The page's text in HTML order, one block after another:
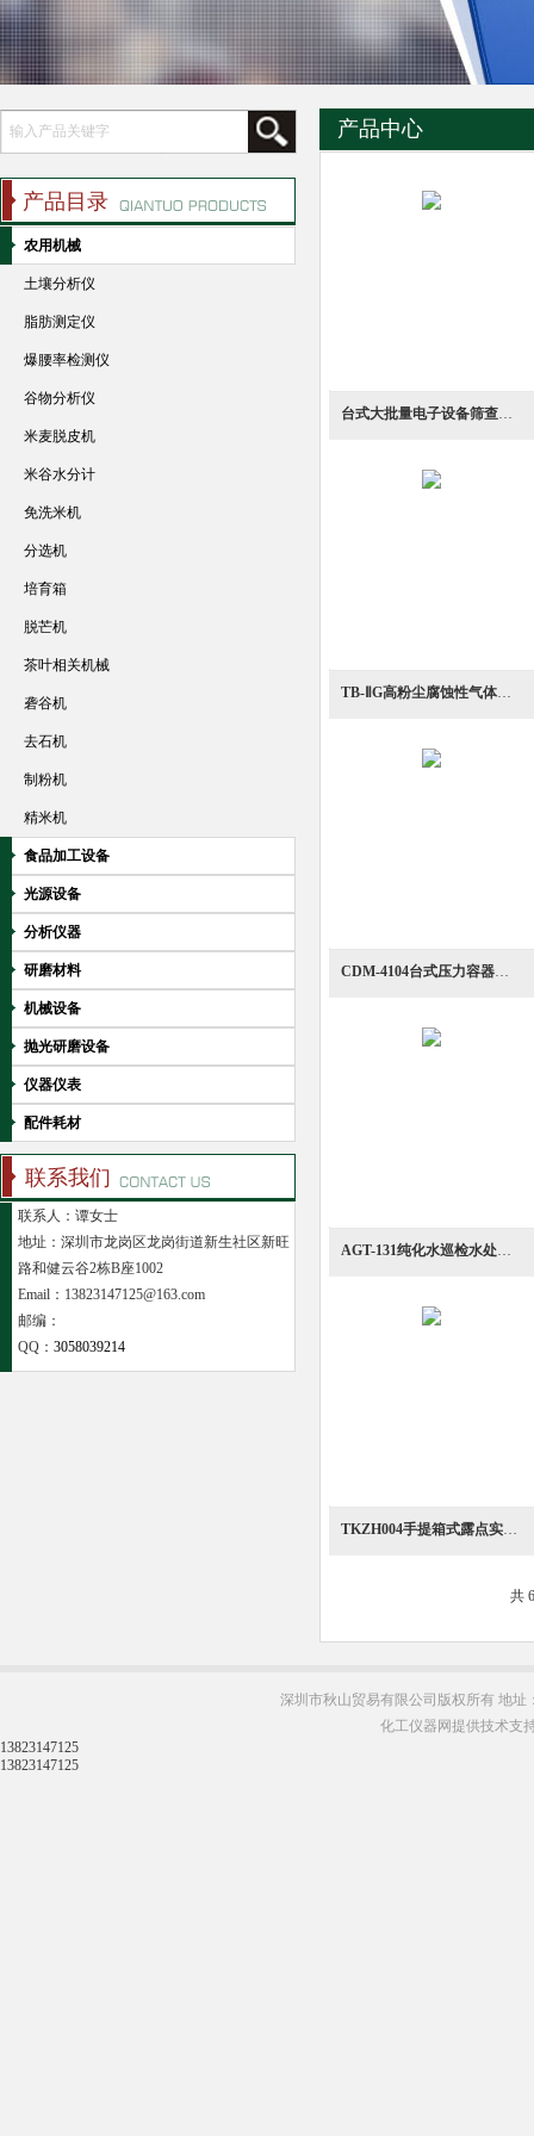
产品中心
台式大批量电子设备筛查快速检查仪噪声计
TB-ⅡG高粉尘腐蚀性气体在线测氧抽吸装置
CDM-4104台式压力容器快速测定裂缝深度测量计
AGT-131纯化水巡检水处理除菌银离子测定器
TKZH004手提箱式露点实验室露点测量单元
共
产品目录
农用机械
土壤分析仪
脂肪测定仪
爆腰率检测仪
谷物分析仪
米麦脱皮机
米谷水分计
免洗米机
分选机
培育箱
脱芒机
茶叶相关机械
砻谷机
去石机
制粉机
精米机
食品加工设备
光源设备
分析仪器
研磨材料
机械设备
抛光研磨设备
仪器仪表
配件耗材
联系我们
联系人：谭女士
地址：深圳市龙岗区龙岗街道新生社区新旺
路和健云谷2栋B座1002
Email：13823147125@163.com
邮编：
QQ： 3058039214
深圳市秋山贸易有限公司版权所有 地址
化工仪器网提供技术支
13823147125
13823147125